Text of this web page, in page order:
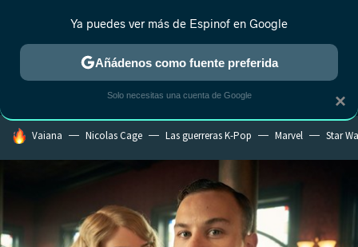
MENÚ NUEVO
ESTRENOS REALITY ANIME RANKINGS CINE
HOY SE HABLA DE
Vaiana Nicolas Cage Las guerreras K-Pop Marvel Star
×
Ya puedes ver más de Espinof en Google
Añádenos como fuente preferida
Solo necesitas una cuenta de Google